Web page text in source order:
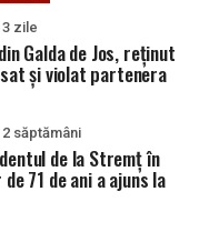
Social Media
TikTok
zile
Galda de Jos, reținut
și violat partenera
săptămâni
de la Stremț în
71 de ani a ajuns la